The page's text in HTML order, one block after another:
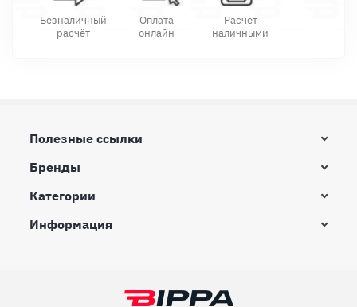
Безналичный
расчёт
Оплата
онлайн
Расчет
наличными
Полезные ссылки
Бренды
Категории
Информация